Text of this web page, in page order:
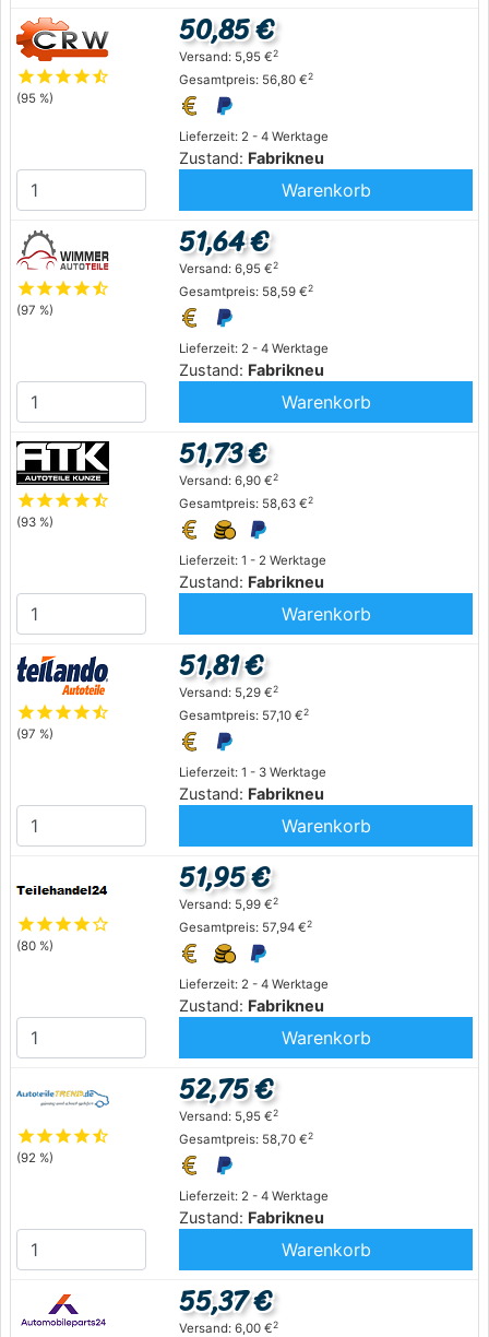
starstarstarstarstar_half
(95 %)
Lieferzeit: 2 - 4 Werktage
Zustand: Fabrikneu
50,85 €
Versand: 5,95 €2
Gesamtpreis: 56,80 €2
Warenkorb
starstarstarstarstar_half
(97 %)
Lieferzeit: 2 - 4 Werktage
Zustand: Fabrikneu
51,64 €
Versand: 6,95 €2
Gesamtpreis: 58,59 €2
Warenkorb
starstarstarstarstar_half
(93 %)
Lieferzeit: 1 - 2 Werktage
Zustand: Fabrikneu
51,73 €
Versand: 6,90 €2
Gesamtpreis: 58,63 €2
Warenkorb
starstarstarstarstar_half
(97 %)
Lieferzeit: 1 - 3 Werktage
Zustand: Fabrikneu
51,81 €
Versand: 5,29 €2
Gesamtpreis: 57,10 €2
Warenkorb
starstarstarstarstar_outline
(80 %)
Lieferzeit: 2 - 4 Werktage
Zustand: Fabrikneu
51,95 €
Versand: 5,99 €2
Gesamtpreis: 57,94 €2
Warenkorb
starstarstarstarstar_half
(92 %)
Lieferzeit: 2 - 4 Werktage
Zustand: Fabrikneu
52,75 €
Versand: 5,95 €2
Gesamtpreis: 58,70 €2
Warenkorb
55,37 €
Versand: 6,00 €2